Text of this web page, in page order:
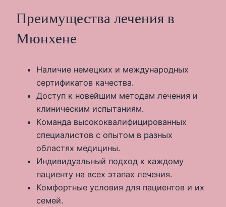
Преимущества лечения в
Мюнхене
Наличие немецких и международных
сертификатов качества.
Доступ к новейшим методам лечения и
клиническим испытаниям.
Команда высококвалифицированных
специалистов с опытом в разных
областях медицины.
Индивидуальный подход к каждому
пациенту на всех этапах лечения.
Комфортные условия для пациентов и их
семей.